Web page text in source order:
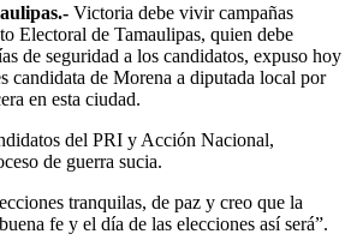
Victoria debe vivir campañas
Electoral de Tamaulipas, quien debe
de seguridad a los candidatos, expuso hoy
candidata de Morena a diputada local por
en esta ciudad.
del PRI y Acción Nacional,
de guerra sucia.
tranquilas, de paz y creo que la
fe y el día de las elecciones así será”.